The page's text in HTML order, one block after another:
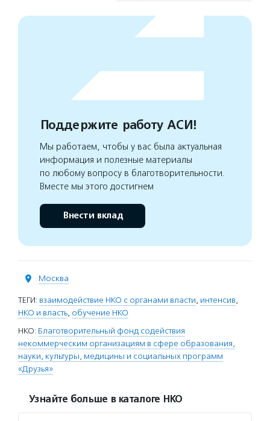
Поддержите работу АСИ!
Мы работаем, чтобы у вас была актуальная
информация и полезные материалы
по любому вопросу в благотворительности.
Вместе мы этого достигнем
Внести вклад
Москва
ТЕГИ: взаимодействие НКО с органами власти, интенсив,
НКО и власть, обучение НКО
НКО: Благотворительный фонд содействия
некоммерческим организациям в сфере образования,
науки, культуры, медицины и социальных программ
«Друзья»
Узнайте больше в каталоге НКО